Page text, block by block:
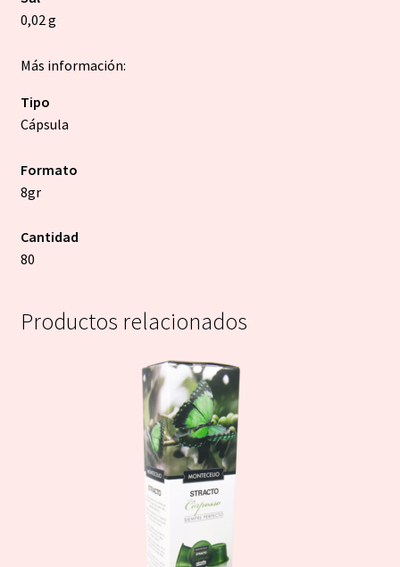
0,02 g
Más información:
Tipo
Cápsula
Formato
8gr
Cantidad
80
Productos relacionados